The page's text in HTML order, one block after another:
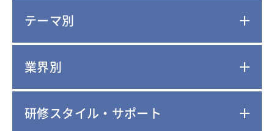
テーマ別
業界別
研修スタイル・サポート